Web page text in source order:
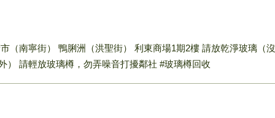
（南寧街） 鴨脷洲（洪聖街） 利東商場1期2樓 請放乾淨玻璃（沒
） 請輕放玻璃樽，勿弄噪音打擾鄰社 #玻璃樽回收